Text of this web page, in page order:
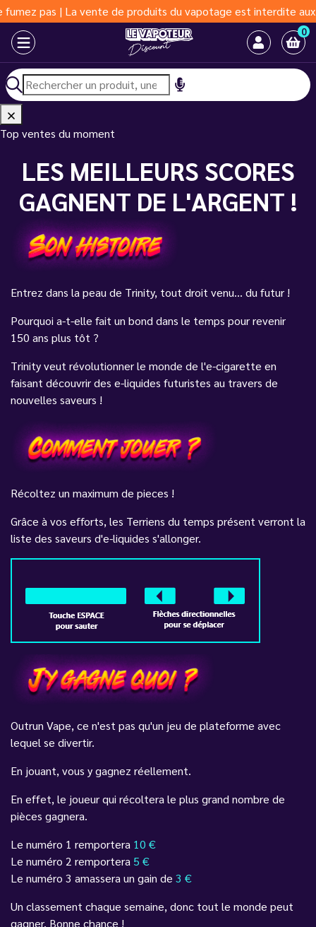
pas | La vente de produits du vapotage est interdite aux
0
Top ventes du moment
LES MEILLEURS SCORES
GAGNENT DE L'ARGENT !
Entrez dans la peau de Trinity, tout droit venu... du futur !
Pourquoi a-t-elle fait un bond dans le temps pour revenir
150 ans plus tôt ?
Trinity veut révolutionner le monde de l'e-cigarette en
faisant découvrir des e-liquides futuristes au travers de
nouvelles saveurs !
Récoltez un maximum de pieces !
Grâce à vos efforts, les Terriens du temps présent verront la
liste des saveurs d'e-liquides s'allonger.
Outrun Vape, ce n'est pas qu'un jeu de plateforme avec
lequel se divertir.
En jouant, vous y gagnez réellement.
En effet, le joueur qui récoltera le plus grand nombre de
pièces gagnera.
Le numéro 1 remportera 10 €
Le numéro 2 remportera 5 €
Le numéro 3 amassera un gain de 3 €
Un classement chaque semaine, donc tout le monde peut
gagner. Bonne chance !